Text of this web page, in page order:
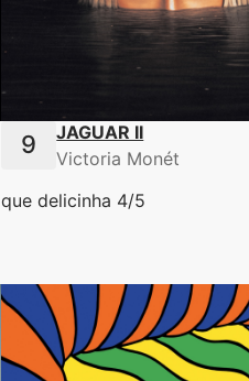
JAGUAR II
Victoria Monét
que delicinha 4/5